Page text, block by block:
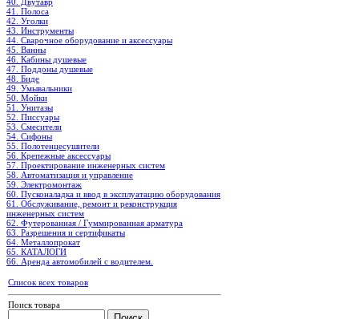
41. Полоса
42. Уголки
43. Инструменты
44. Сварочное оборудование и аксессуары
45. Ванны
46. Кабины душевые
47. Поддоны душевые
48. Биде
49. Умывальники
50. Мойки
51. Унитазы
52. Писсуары
53. Смесители
54. Сифоны
55. Полотенцесушители
56. Крепежные аксессуары
57. Проектирование инженерных систем
58. Автоматизация и управление
59. Электромонтаж
60. Пусконаладка и ввод в эксплуатацию оборудования
61. Обслуживание, ремонт и реконструкция
инженерных систем
62. Футерованная / Гуммированная арматура
63. Разрешения и сертификаты
64. Металлопрокат
65. КАТАЛОГИ
66. Аренда автомобилей с водителем.
Список всех товаров
Поиск товара